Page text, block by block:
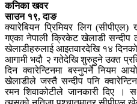
कनिका खवर
साउन १९, दाङ
क्यारेबियन प्रिमियर लिग (सीपीएल)
गएका नेपाली क्रिकेट खेलाडी सन्दीप
खेलाडीहरुलाई आइतवारदेखि १४ दिनको
आगामी भदौ २ गतेदेखि शुरुहुने उक्त
दिन क्वारेन्टिनमा बस्नुपर्ने नियम
खेलाडीले जस्तै सन्दीप पनि
रमन शिवाकोटीले जानकारी दिए ।